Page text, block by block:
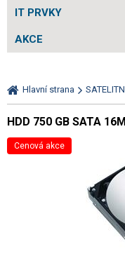
IT PRVKY
AKCE
Hlavní strana
HDD 750 GB SATA
Cenová akce